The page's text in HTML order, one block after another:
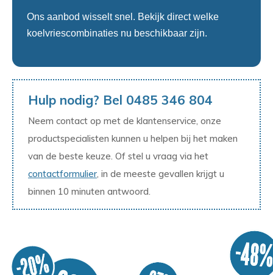
Ons aanbod wisselt snel. Bekijk direct welke
koelvriescombinaties nu beschikbaar zijn.
Hulp nodig? Bel 0485 346 804
Neem contact op met de klantenservice, onze
productspecialisten kunnen u helpen bij het maken
van de beste keuze. Of stel u vraag via het
contactformulier, in de meeste gevallen krijgt u
binnen 10 minuten antwoord.